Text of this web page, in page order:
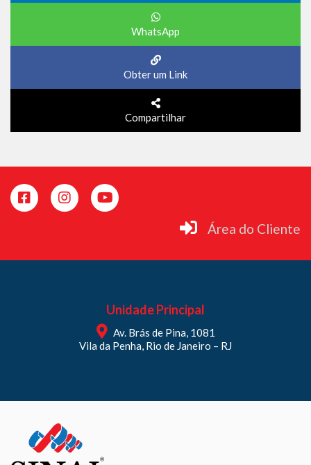
WhatsApp
Obter um Link
Compartilhar
Área do Cliente
Unidade Principal
Av. Brás de Pina, 1081
Vila da Penha, Rio de Janeiro – RJ